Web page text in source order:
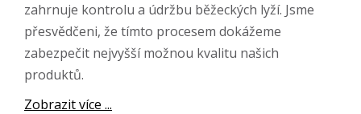
zahrnuje kontrolu a údržbu běžeckých lyží. Jsme
přesvědčeni, že tímto procesem dokážeme
zabezpečit nejvyšší možnou kvalitu našich
produktů.
Zobrazit více ...